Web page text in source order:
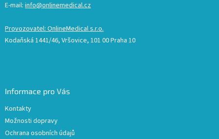
E-mail: info@onlinemedical.cz
Provozovatel: OnlineMedical s.r.o.
Kodaňská 1441/46, Vršovice, 101 00 Praha 10
Informace pro Vás
Kontakty
Možnosti dopravy
Ochrana osobních údajů